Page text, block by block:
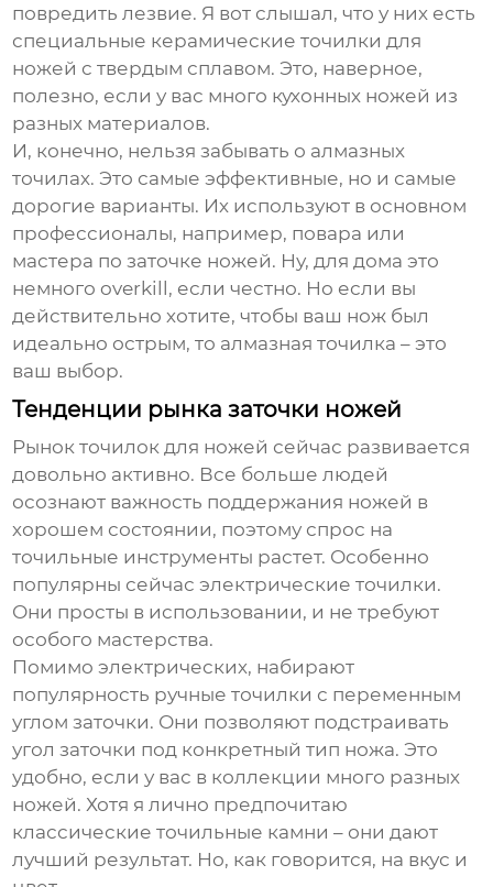
повредить лезвие. Я вот слышал, что у них есть
специальные керамические точилки для
ножей с твердым сплавом. Это, наверное,
полезно, если у вас много кухонных ножей из
разных материалов.
И, конечно, нельзя забывать о алмазных
точилах. Это самые эффективные, но и самые
дорогие варианты. Их используют в основном
профессионалы, например, повара или
мастера по заточке ножей. Ну, для дома это
немного overkill, если честно. Но если вы
действительно хотите, чтобы ваш нож был
идеально острым, то алмазная точилка – это
ваш выбор.
Тенденции рынка заточки ножей
Рынокточилок для ножей сейчас развивается
довольно активно. Все больше людей
осознают важность поддержания ножей в
хорошем состоянии, поэтому спрос на
точильные инструменты растет. Особенно
популярны сейчас электрические точилки.
Они просты в использовании, и не требуют
особого мастерства.
Помимо электрических, набирают
популярность ручные точилки с переменным
углом заточки. Они позволяют подстраивать
угол заточки под конкретный тип ножа. Это
удобно, если у вас в коллекции много разных
ножей. Хотя я лично предпочитаю
классические точильные камни – они дают
лучший результат. Но, как говорится, на вкус и